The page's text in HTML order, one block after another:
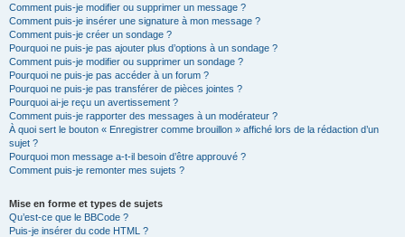
Comment puis-je modifier ou supprimer un message ?
Comment puis-je insérer une signature à mon message ?
Comment puis-je créer un sondage ?
Pourquoi ne puis-je pas ajouter plus d’options à un sondage ?
Comment puis-je modifier ou supprimer un sondage ?
Pourquoi ne puis-je pas accéder à un forum ?
Pourquoi ne puis-je pas transférer de pièces jointes ?
Pourquoi ai-je reçu un avertissement ?
Comment puis-je rapporter des messages à un modérateur ?
À quoi sert le bouton « Enregistrer comme brouillon » affiché lors de la rédaction d’un
sujet ?
Pourquoi mon message a-t-il besoin d’être approuvé ?
Comment puis-je remonter mes sujets ?
Mise en forme et types de sujets
Qu’est-ce que le BBCode ?
Puis-je insérer du code HTML ?